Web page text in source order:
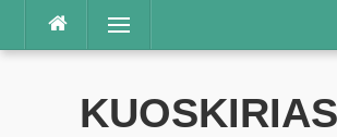
Praleisti
Meniu